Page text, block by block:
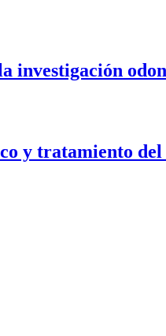
investigación
y tratamiento